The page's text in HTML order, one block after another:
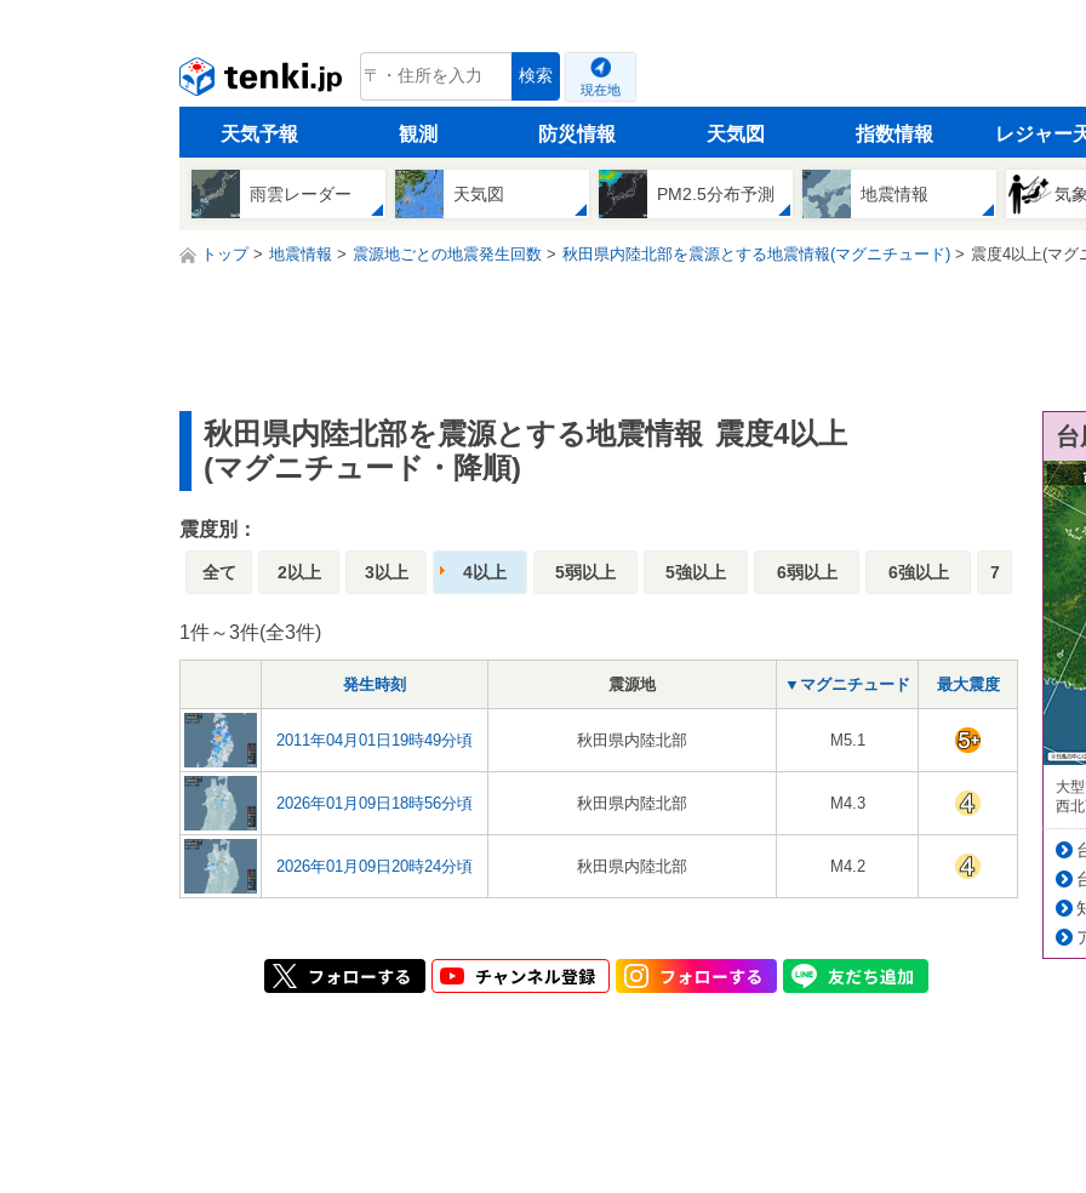
tenki.jp 検索
現在地
天気予報 観測 防災情報 天気図 指数情報 レジャー
雨雲レーダー 天気図 PM2.5分布予測 地震情報 気
トップ 地震情報 震源地ごとの地震発生回数 秋田県内陸北部を震源とする地震情報(マグニチュード) 震度4以上(マグ
秋田県内陸北部を震源とする地震情報 震度4以上
(マグニチュード・降順)
震度別：
全て 2以上 3以上 4以上 5弱以上 5強以上 6弱以上 6強以上 7
1件～3件(全3件)
発生時刻 震源地 ▼マグニチュード 最大震度
2011年04月01日19時49分頃 秋田県内陸北部 M5.1
2026年01月09日18時56分頃 秋田県内陸北部 M4.3
2026年01月09日20時24分頃 秋田県内陸北部 M4.2
大
西